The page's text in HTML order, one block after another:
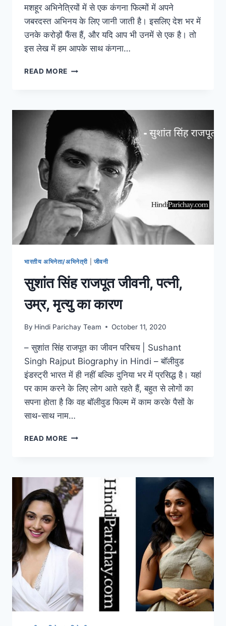
मशहूर अभिनेत्रियों में से एक कंगना फिल्मों में अपने
जबरदस्त अभिनय के लिए जानी जाती है। इसलिए देश भर में
उनके करोड़ों फैंस हैं, और यदि आप भी उनमें से एक है। तो
इस लेख में हम आपके साथ कंगना…
READ MORE कंगना
हाइट,
का
भारतीय अभिनेता/अभिनेत्री| जीवनी
सुशांत सिंह राजपूत जीवनी, पत्नी,
उम्र, मृत्यु का कारण
By Hindi Parichay Team October 11, 2020
– सुशांत सिंह राजपूत का जीवन परिचय | Sushant
Singh Rajput Biography in Hindi – बॉलीवुड
इंडस्ट्री भारत में ही नहीं बल्कि दुनिया भर में प्रसिद्ध है। यहां
पर काम करने के लिए लोग आते रहते हैं, बहुत से लोगों का
सपना होता है कि वह बॉलीवुड फिल्म में काम करके पैसों के
साथ-साथ नाम…
READ MORE सुशांत
पत्नी,
उम्र,
मृत्यु
कारण